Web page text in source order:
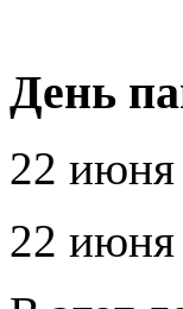
День
22 июня
22